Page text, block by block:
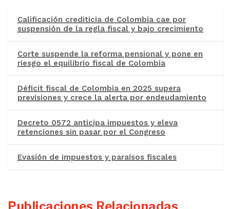
Calificación crediticia de Colombia cae por
suspensión de la regla fiscal y bajo crecimiento
Corte suspende la reforma pensional y pone en
riesgo el equilibrio fiscal de Colombia
Déficit fiscal de Colombia en 2025 supera
previsiones y crece la alerta por endeudamiento
Decreto 0572 anticipa impuestos y eleva
retenciones sin pasar por el Congreso
Evasión de impuestos y paraísos fiscales